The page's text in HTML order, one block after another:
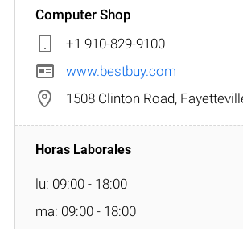
Computer Shop
+1 910-829-9100
www.bestbuy.com
1508 Clinton Road,
lu: 09:00 - 18:00
ma: 09:00 - 18:00